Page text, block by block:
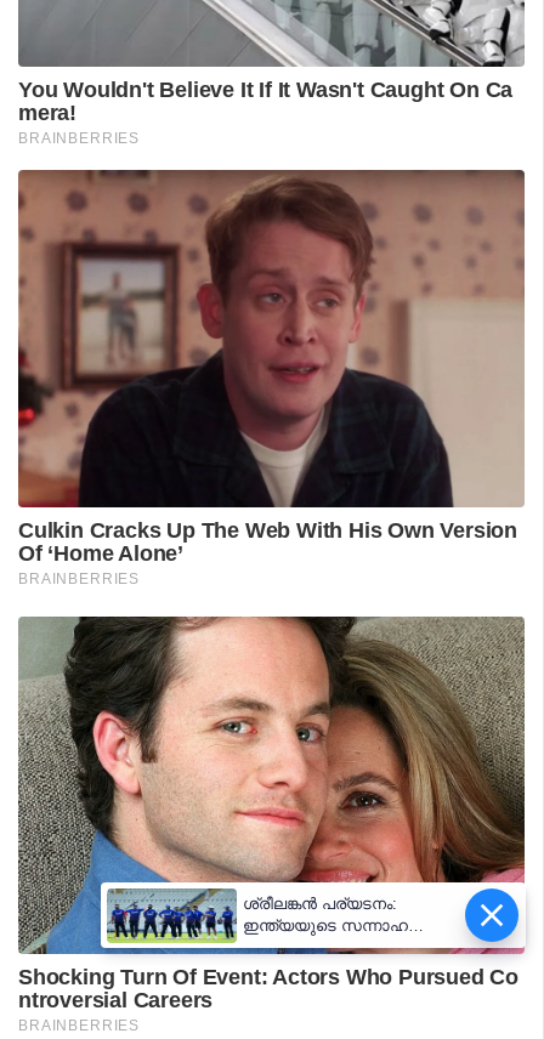
ശ്രീലങ്കൻ പര്യടനം:
ഇന്ത്യയുടെ സന്നാഹ
മത്സരത്തിന് ഇന്ന് തുടക്കം